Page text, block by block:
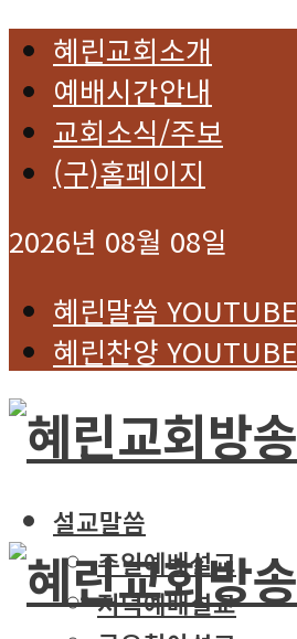
혜린교회소개
예배시간안내
교회소식/주보
(구)홈페이지
2026년 08월 08일
혜린말씀 YOUTUBE
혜린찬양 YOUTUBE
설교말씀
주일예배설교
저녁예배설교